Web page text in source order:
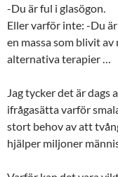
-Du är ful i glasögon.
Eller varför inte: -Du
en massa som blivit
alternativa terapier …
Jag tycker det är dags
ifrågasätta varför
stort behov av att
hjälper miljoner